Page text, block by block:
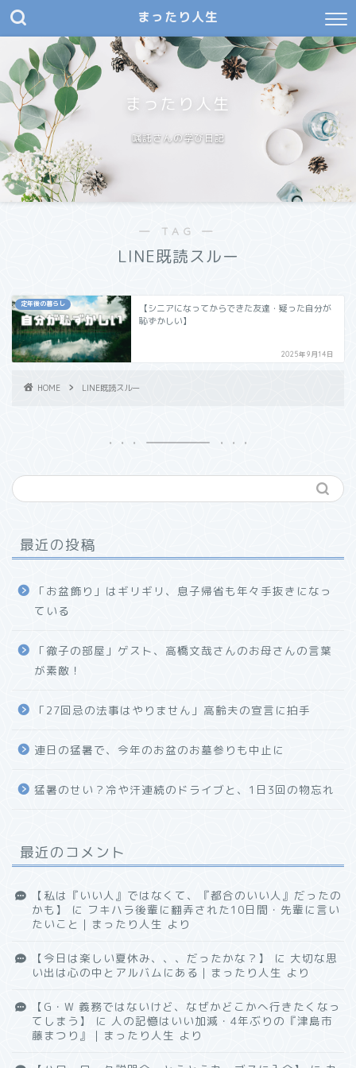
まったり人生
まったり人生
嘱託さんの学び日記
― TAG ―
LINE既読スルー
定年後の暮らし
【シニアになってからできた友達・疑った自分が
恥ずかしい】
2025年9月14日
HOME LINE既読スルー
最近の投稿
「お盆飾り」はギリギリ、息子帰省も年々手抜きになっ
ている
「徹子の部屋」ゲスト、高橋文哉さんのお母さんの言葉
が素敵！
「27回忌の法事はやりません」高齢夫の宣言に拍手
連日の猛暑で、今年のお盆のお墓参りも中止に
猛暑のせい？冷や汗連続のドライブと、1日3回の物忘れ
最近のコメント
【私は『いい人』ではなくて、『都合のいい人』だったの
かも】
に フキハラ後輩に翻弄された10日間・先輩に言い
たいこと｜まったり人生 より
【今日は楽しい夏休み、、、だったかな？】 に 大切な思
い出は心の中とアルバムにある｜まったり人生 より
【G・W 義務ではないけど、なぜかどこかへ行きたくなっ
てしまう】
に 人の記憶はいい加減・4年ぶりの『津島市
藤まつり』｜まったり人生 より